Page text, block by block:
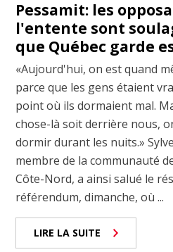
Pessamit: les
l'entente sont
que Québec garde
«Aujourd'hui, on est quand
parce que les gens étaient
point où ils dormaient mal.
chose-là soit derrière nous,
dormir durant les nuits.»
membre de la communauté
Côte-Nord, a ainsi salué le
référendum, dimanche, où ...
LIRE LA SUITE